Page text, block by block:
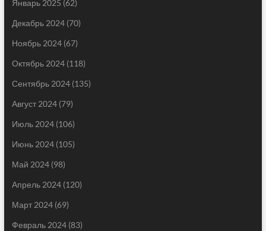
Январь 2025 (62)
Декабрь 2024(70)
Ноябрь 2024(67)
Октябрь 2024(118)
Сентябрь 2024(135)
Август 2024(79)
Июль 2024(106)
Июнь 2024(105)
Май 2024(98)
Апрель 2024(120)
Март 2024(69)
Февраль 2024(83)